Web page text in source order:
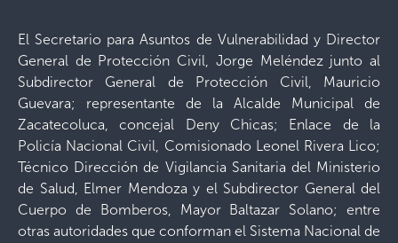
El Secretario para Asuntos de Vulnerabilidad y Director
General de Protección Civil, Jorge Meléndez junto al
Subdirector General de Protección Civil, Mauricio
Guevara; representante de la Alcalde Municipal de
Zacatecoluca, concejal Deny Chicas; Enlace de la
Policía Nacional Civil, Comisionado Leonel Rivera Lico;
Técnico Dirección de Vigilancia Sanitaria del Ministerio
de Salud, Elmer Mendoza y el Subdirector General del
Cuerpo de Bomberos, Mayor Baltazar Solano; entre
otras autoridades que conforman el Sistema Nacional de